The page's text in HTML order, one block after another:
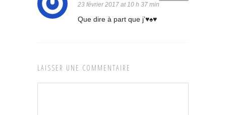
23 février 2017 at 10 h 37 min
Que dire à part que j’♥♠♥
LAISSER UNE COMMENTAIRE